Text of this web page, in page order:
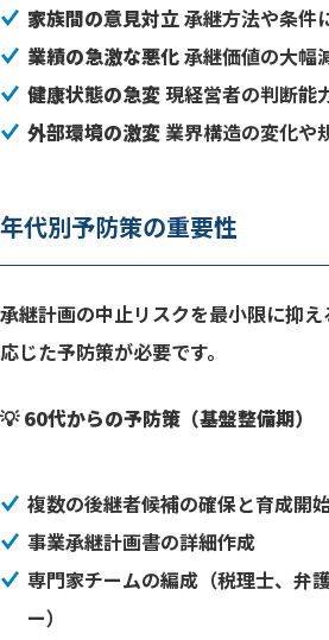
家族間の意見対立承継方法や条件
業績の急激な悪化承継価値の大幅
健康状態の急変現経営者の判断能
外部環境の激変 業界構造の変化や
年代別予防策の重要性
承継計画の中止リスクを最小限に抑
応じた予防策が必要です。
💡 60代からの予防策（基盤整備期）
複数の後継者候補の確保と育成開
事業承継計画書の詳細作成
専門家チームの編成（税理士、弁
ー）